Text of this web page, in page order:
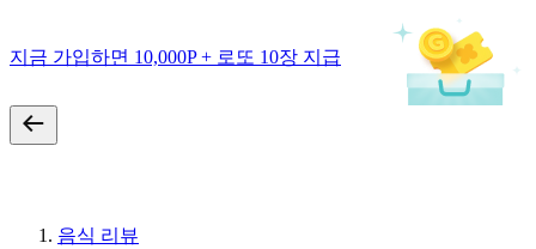
지금 가입하면 10,000P + 로또 10장 지급
음식 리뷰